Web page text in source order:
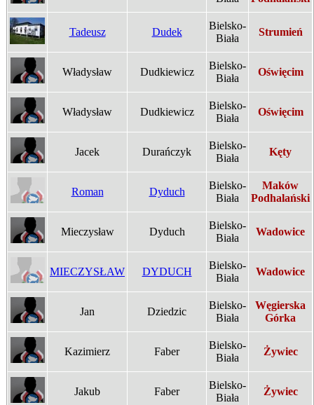
Tadeusz Dudek
Bielsko-
Biała
Strumień
Władysław Dudkiewicz
Bielsko-
Biała
Oświęcim
Władysław Dudkiewicz
Bielsko-
Biała
Oświęcim
Jacek Durańczyk
Bielsko-
Biała
Kęty
Roman Dyduch
Bielsko-
Biała
Maków
Podhalański
Mieczysław Dyduch
Bielsko-
Biała
Wadowice
MIECZYSŁAW DYDUCH
Bielsko-
Biała
Wadowice
Jan Dziedzic
Bielsko-
Biała
Węgierska
Górka
Kazimierz Faber
Bielsko-
Biała
Żywiec
Jakub Faber
Bielsko-
Biała
Żywiec